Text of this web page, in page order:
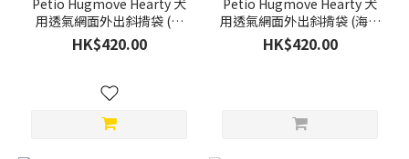
Petio Hugmove Hearty 犬
用透氣網面外出斜揹袋 (灰
色)
HK$420.00
Petio Hugmove Hearty 犬
用透氣網面外出斜揹袋 (海軍
藍色)
HK$420.00